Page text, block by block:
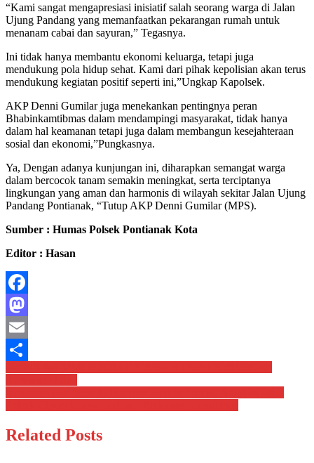
“Kami sangat mengapresiasi inisiatif salah seorang warga di Jalan
Ujung Pandang yang memanfaatkan pekarangan rumah untuk
menanam cabai dan sayuran,” Tegasnya.
Ini tidak hanya membantu ekonomi keluarga, tetapi juga
mendukung pola hidup sehat. Kami dari pihak kepolisian akan terus
mendukung kegiatan positif seperti ini,”Ungkap Kapolsek.
AKP Denni Gumilar juga menekankan pentingnya peran
Bhabinkamtibmas dalam mendampingi masyarakat, tidak hanya
dalam hal keamanan tetapi juga dalam membangun kesejahteraan
sosial dan ekonomi,”Pungkasnya.
Ya, Dengan adanya kunjungan ini, diharapkan semangat warga
dalam bercocok tanam semakin meningkat, serta terciptanya
lingkungan yang aman dan harmonis di wilayah sekitar Jalan Ujung
Pandang Pontianak, “Tutup AKP Denni Gumilar (MPS).
Sumber : Humas Polsek Pontianak Kota
Editor : Hasan
Facebook
Mastodon
Email
Share
Navigasi
pos
Related Posts